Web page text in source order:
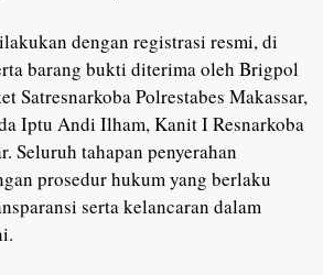
dengan registrasi resmi, di
barang bukti diterima oleh Brigpol
Satresnarkoba Polrestabes Makassar,
Iptu Andi Ilham, Kanit I Resnarkoba
Seluruh tahapan penyerahan
prosedur hukum yang berlaku
serta kelancaran dalam